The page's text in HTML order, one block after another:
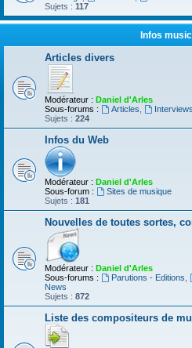
Sujets : 117
Infos
Articles divers
Modérateur : Daniel d'Arles
Sous-forums :
Articles Interviews
Sujets : 224
Infos du Web
Modérateur : Daniel d'Arles
Sous-forum :
Sites de musique
Sujets : 181
Nouvelles de toutes sortes,
Modérateur : Daniel d'Arles
Sous-forums :
Parutions - Editions
News
Sujets : 872
Liste des compositeurs de